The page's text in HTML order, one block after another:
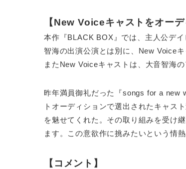
【New Voiceキャストをオーデ
本作『BLACK BOX』では、主人公デ
智海の出演公演とは別に、New Voice
またNew Voiceキャストは、大音智海
昨年満員御礼だった『songs for a new
トオーディションで選出されたキャス
を魅せてくれた。その取り組みを受け
ます。この意欲作に挑みたいという情
【コメント】